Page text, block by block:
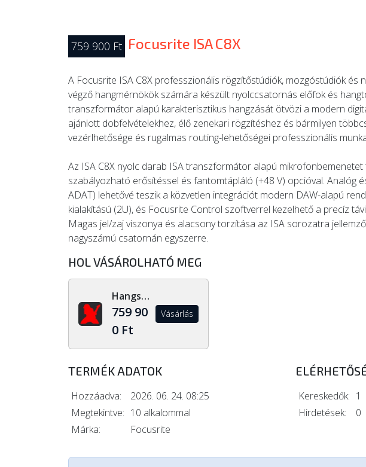
759 900 Ft Focusrite ISA C8X
A Focusrite ISA C8X professzionális rögzítőstúdiók, mozgóstúdiók és
végző hangmérnökök számára készült nyolccsatornás előfok és
transzformátor alapú karakterisztikus hangzását ötvözi a modern
ajánlott dobfelvételekhez, élő zenekari rögzítéshez és bármilyen
vezérlhetősége és rugalmas routing-lehetőségei professzionális
Az ISA C8X nyolc darab ISA transzformátor alapú mikrofonbemenetet
szabályozható erősítéssel és fantomtápláló (+48 V) opcióval. Analóg
ADAT) lehetővé teszik a közvetlen integrációt modern DAW-alapú
kialakítású (2U), és Focusrite Control szoftverrel kezelhető a precíz
Magas jel/zaj viszonya és alacsony torzítása az ISA sorozatra
nagyszámú csatornán egyszerre.
HOL VÁSÁROLHATÓ MEG
Hangszerdiszkont.hu
759 90
0 Ft
Vásárlás
TERMÉK ADATOK
Hozzáadva:
2026. 06. 24. 08:25
Megtekintve: 10 alkalommal
Márka:
Focusrite
Kereskedők: 1
Hirdetések:
0